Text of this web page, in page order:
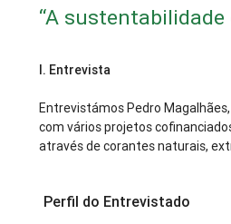
“A
I. Entrevista
Entrevistámos Pedro
com vários projetos
através de corantes naturais,
Perfil do Entrevistado